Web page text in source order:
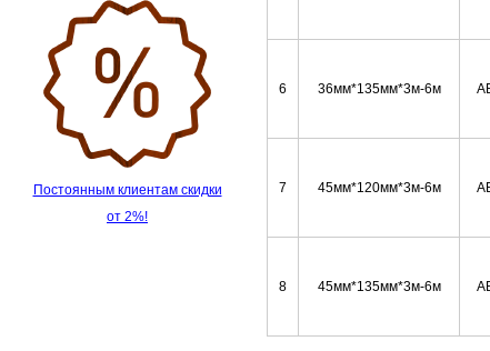
6 36мм*135мм*3м-6м
7 45мм*120мм*3м-6м
8 45мм*135мм*3м-6м
Постоянным клиентам скидки
от 2%!